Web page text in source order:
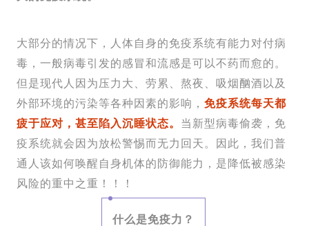
大部分的情况下，人体自身的免疫系统有能力对付病
毒，一般病毒引发的感冒和流感是可以不药而愈的。
但是现代人因为压力大、劳累、熬夜、吸烟酗酒以及
外部环境的污染等各种因素的影响， 免疫系统每天都
疲于应对，甚至陷入沉睡状态。 当新型病毒偷袭，免
疫系统就会因为放松警惕而无力回天。因此，我们普
通人该如何唤醒自身机体的防御能力，是降低被感染
风险的重中之重！！！
什么是免疫力？